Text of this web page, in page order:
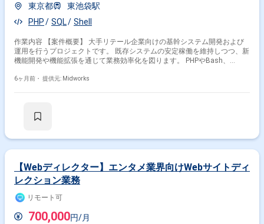
東京都
東池袋駅
PHP
SQL Shell
作業内容 【案件概要】 大手リテール企業向けの基幹システム開発および
運用を行うプロジェクトです。 既存システムの安定稼働を維持しつつ、新
機能開発や機能拡張を通じて業務効率化を図ります。 PHPやBash、
務も相談可能で、柔軟な働き方が可能な環境です。 【作業内容】 ・PHP、
6ヶ月前・ 提供元: Midworks
【Webディレクター】エンタメ業界向けWebサイトディ
レクション業務
リモート可
700,000円/月